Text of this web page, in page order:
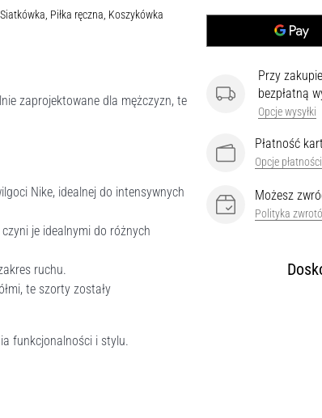
Przy
bezpłatną
Opcje wysyłki
Płatność
Opcje płatności
Możesz
Polityka
Piłka ręczna, Koszykówka
zaprojektowane dla mężczyzn, te
Nike, idealnej do intensywnych
je idealnymi do różnych
ruchu.
te szorty zostały
funkcjonalności i stylu.